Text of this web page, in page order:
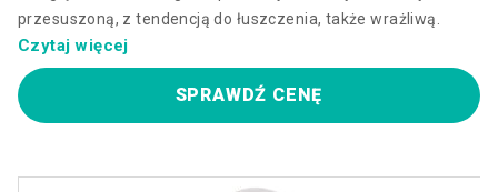
przesuszoną, z tendencją do łuszczenia, także wrażliwą.
Czytaj więcej
SPRAWDŹ CENĘ